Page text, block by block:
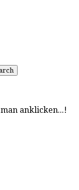
anklicken...!